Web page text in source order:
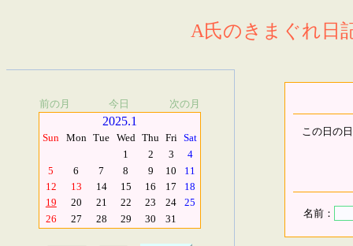
A氏のきまぐれ日
前の月 今日 次の月
2025.1
Sun Mon Tue Wed Thu Fri Sat
1
2 3
4
5
6 7 8 9 10
11
12
13 14 15 16 17
18
19
20 21 22 23 24
25
26
27 28 29 30 31
この日の
名前：